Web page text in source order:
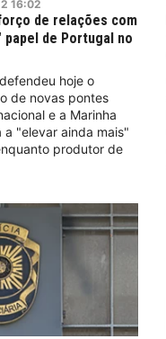
16:02
de relações com
de Portugal no
hoje o
de novas pontes
e a Marinha
"elevar ainda mais"
produtor de